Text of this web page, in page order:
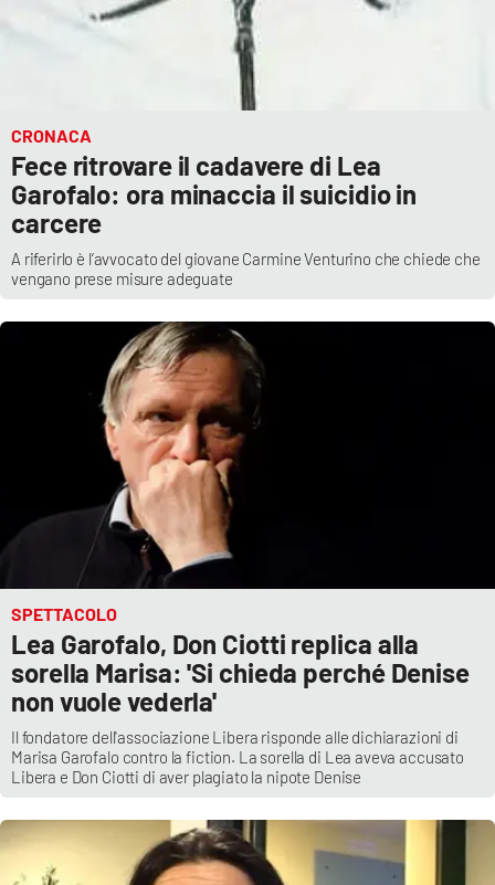
CRONACA
Fece ritrovare il cadavere di Lea
Garofalo: ora minaccia il suicidio in
carcere
A riferirlo è l’avvocato del giovane Carmine Venturino che chiede che
vengano prese misure adeguate
SPETTACOLO
Lea Garofalo, Don Ciotti replica alla
sorella Marisa: 'Si chieda perché Denise
non vuole vederla'
Il fondatore dell'associazione Libera risponde alle dichiarazioni di
Marisa Garofalo contro la fiction. La sorella di Lea aveva accusato
Libera e Don Ciotti di aver plagiato la nipote Denise